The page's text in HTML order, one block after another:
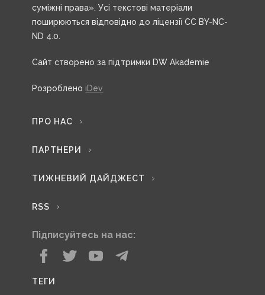
суміжні права». Усі текстові матеріали
поширюються відповідно до ліцензії CC BY-NC-
ND 4.0.
Сайт створено за підтримки DW Akademie
Розроблено iDev
ПРО НАС
ПАРТНЕРИ
ТИЖНЕВИЙ ДАЙДЖЕСТ
RSS
Підписуйтесь на нас:
ТЕГИ